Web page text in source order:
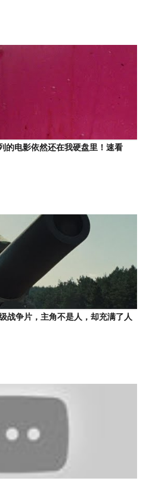
的电影依然还在我硬盘里！速看
战争片，主角不是人，却充满了人